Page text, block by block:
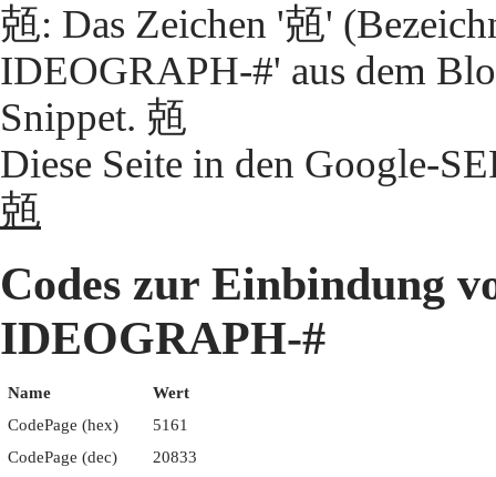
兡: Das Zeichen '兡'
IDEOGRAPH-#' aus dem
Snippet. 兡
Diese Seite in den Google-
兡
Codes zur Einbindung
IDEOGRAPH-#
Name
Wert
CodePage (hex)
5161
CodePage (dec)
20833